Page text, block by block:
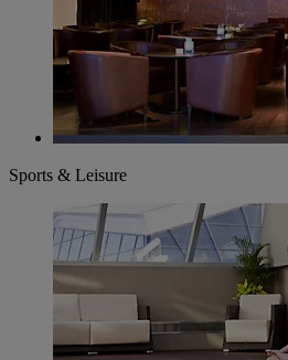
Sports & Leisure